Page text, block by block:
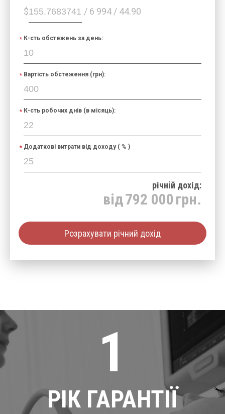
$ / 6 994 / 44.90
К-сть обстежень за день:
Вартість обстеження (грн):
К-сть робочих днів (в місяць):
Додаткові витрати від доходу ( % )
річнiй дохід:
від792 000 грн.
Розрахувати річний дохід
1
РІК ГАРАНТІЇ